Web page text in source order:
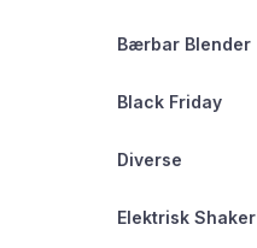
Bærbar Blender
Black Friday
Diverse
Elektrisk Shaker